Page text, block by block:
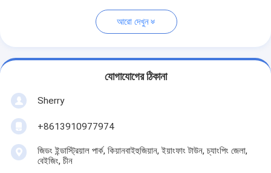
আরো দেখুন
যোগাযোগের ঠিকানা
Sherry
+8613910977974
জিডং ইন্ডাস্ট্রিয়াল পার্ক, কিয়ানবাইহুজিয়ান, ইয়াংফাং টাউন, চ্যাংপিং জেলা,
বেইজিং, চীন